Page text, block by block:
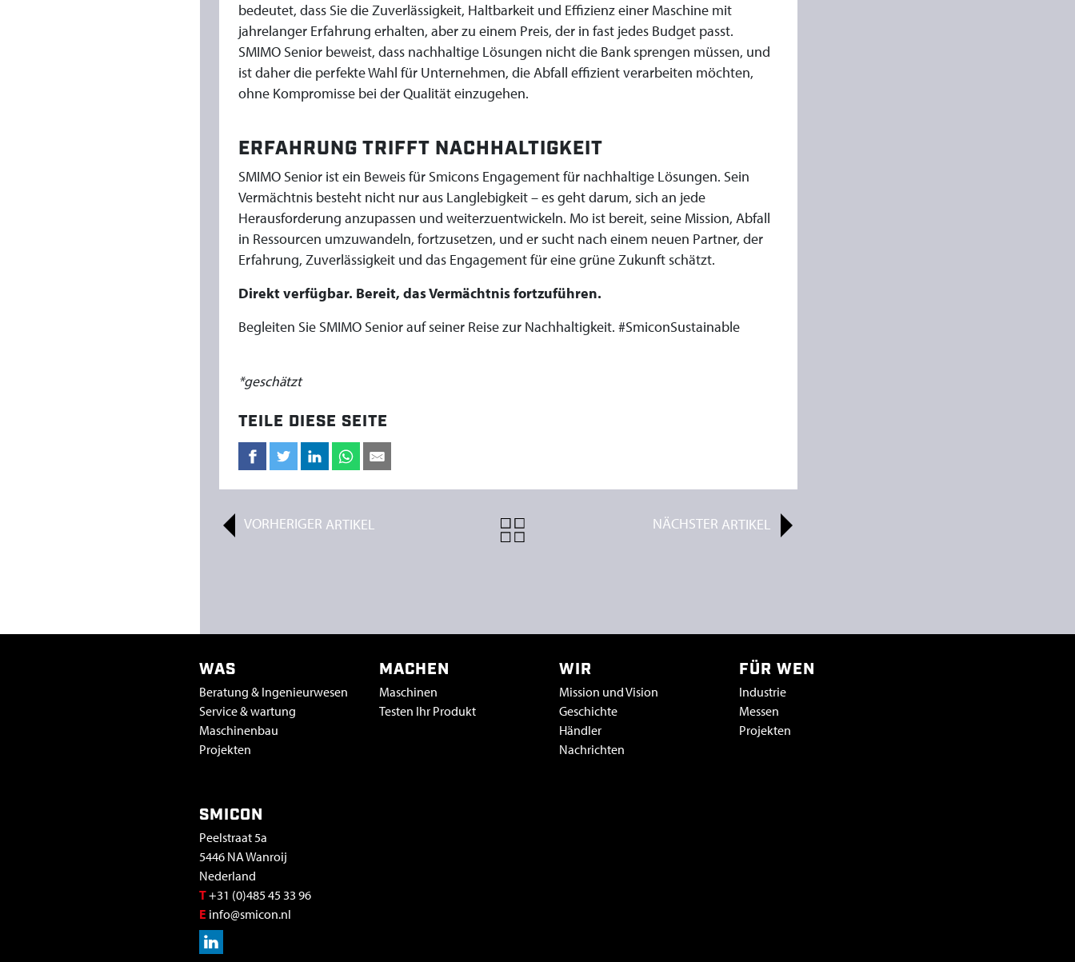
bedeutet, dass Sie die Zuverlässigkeit, Haltbarkeit und Effizienz einer Maschine mit
jahrelanger Erfahrung erhalten, aber zu einem Preis, der in fast jedes Budget passt.
SMIMO Senior beweist, dass nachhaltige Lösungen nicht die Bank sprengen müssen, und
ist daher die perfekte Wahl für Unternehmen, die Abfall effizient verarbeiten möchten,
ohne Kompromisse bei der Qualität einzugehen.
ERFAHRUNG TRIFFT NACHHALTIGKEIT
SMIMO Senior ist ein Beweis für Smicons Engagement für nachhaltige Lösungen. Sein
Vermächtnis besteht nicht nur aus Langlebigkeit – es geht darum, sich an jede
Herausforderung anzupassen und weiterzuentwickeln. Mo ist bereit, seine Mission, Abfall
in Ressourcen umzuwandeln, fortzusetzen, und er sucht nach einem neuen Partner, der
Erfahrung, Zuverlässigkeit und das Engagement für eine grüne Zukunft schätzt.
Direkt verfügbar. Bereit, das Vermächtnis fortzuführen.
Begleiten Sie SMIMO Senior auf seiner Reise zur Nachhaltigkeit. #SmiconSustainable
*geschätzt
TEILE DIESE SEITE
VORHERIGER ARTIKEL ALL
ARTICLES
NÄCHSTER ARTIKEL
WAS
Beratung & Ingenieurwesen
Service & wartung
Maschinenbau
Projekten
MACHEN
Maschinen
Testen Ihr Produkt
WIR
Mission und Vision
Geschichte
Händler
Nachrichten
FÜR WEN
Industrie
Messen
Projekten
SMICON
Peelstraat 5a
5446 NA Wanroij
Nederland
T+31 (0)485 45 33 96
E info@smicon.nl